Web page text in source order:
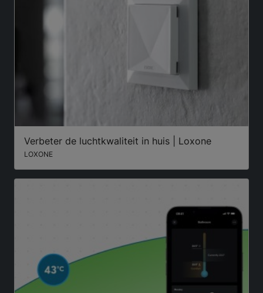
Verbeter de luchtkwaliteit in huis | Loxone
LOXONE